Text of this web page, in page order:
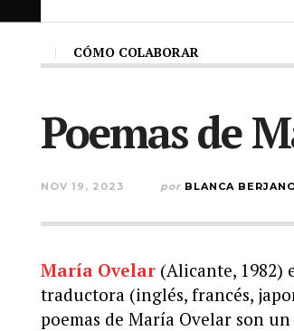
CÓMO COLABORAR
Poemas de
NOV 19, 2023 por BLANCA
María Ovelar (Alicante, 1982)
traductora (inglés, francés,
poemas de María Ovelar son